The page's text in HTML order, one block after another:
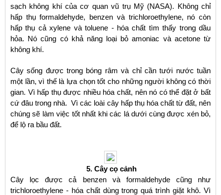
sạch không khí của cơ quan vũ trụ Mỹ (NASA). Không chỉ
hấp thụ formaldehyde, benzen và trichloroethylene, nó còn
hấp thụ cả xylene và toluene - hóa chất tìm thấy trong dầu
hỏa. Nó cũng có khả năng loại bỏ amoniac và acetone từ
không khí.
Cây sống được trong bóng râm và chỉ cần tưới nước tuần
một lần, vì thế là lựa chọn tốt cho những người không có thời
gian. Vì hấp thụ được nhiều hóa chất, nên nó có thể đặt ở bất
cứ đâu trong nhà. Vì các loài cây hấp thụ hóa chất từ đất, nên
chúng sẽ làm việc tốt nhất khi các lá dưới cùng được xén bỏ,
để lộ ra bầu đất.
5. Cây cọ cảnh
Cây lọc được cả benzen và formaldehyde cũng như
trichloroethylene - hóa chất dùng trong quá trình giặt khô. Vì